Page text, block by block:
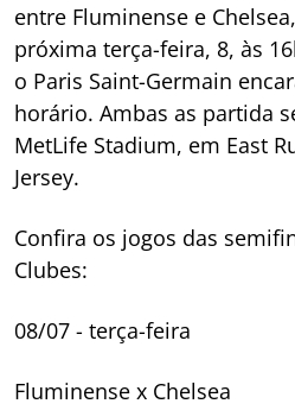
entre Fluminense e
próxima terça-feira, 8, às
o Paris Saint-Germain
horário. Ambas as partida
MetLife Stadium, em East
Jersey.
Confira os jogos das
Clubes:
08/07 - terça-feira
Fluminense x Chelsea